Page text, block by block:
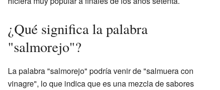
¿Qué significa la palabra
"salmorejo"?
La palabra "salmorejo" podría venir de "salmuera con
vinagre", lo que indica que es una mezcla de sabores